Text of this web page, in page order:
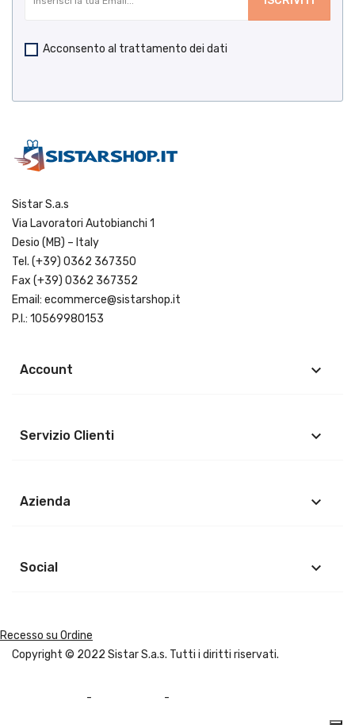
Acconsento al trattamento dei dati
Sistar S.a.s
Via Lavoratori Autobianchi 1
Desio (MB) – Italy
Tel. (+39) 0362 367350
Fax (+39) 0362 367352
Email: ecommerce@sistarshop.it
P.I.: 10569980153
Account keyboard_arrow_down
Servizio Clienti keyboard_arrow_down
Azienda keyboard_arrow_down
Social keyboard_arrow_down
Recesso su Ordine
Copyright © 2022 Sistar S.a.s. Tutti i diritti riservati.
- -